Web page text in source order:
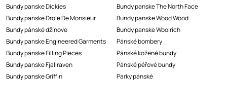
Bundy panske Dickies
Bundy panske Drole De Monsieur
Bundy pánské džínove
Bundy panske Engineered Garments
Bundy panske Filling Pieces
Bundy panske Fjallraven
Bundy panske Griffin
Bundy panske The North Face
Bundy panske Wood Wood
Bundy panske Woolrich
Pánské bombery
Pánské kožené bundy
Pánské péřové bundy
Parky pánské